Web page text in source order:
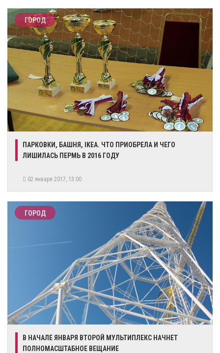
ГОРОД
ПАРКОВКИ, БАШНЯ, IKEA. ЧТО ПРИОБРЕЛА И ЧЕГО
ЛИШИЛАСЬ ПЕРМЬ В 2016 ГОДУ
02 января 2017, 13:00
ГОРОД
В НАЧАЛЕ ЯНВАРЯ ВТОРОЙ МУЛЬТИПЛЕКС НАЧНЕТ
ПОЛНОМАСШТАБНОЕ ВЕЩАНИЕ